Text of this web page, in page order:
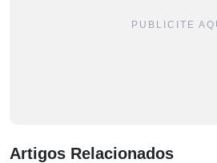
PUBLICITE
Artigos Relacionados